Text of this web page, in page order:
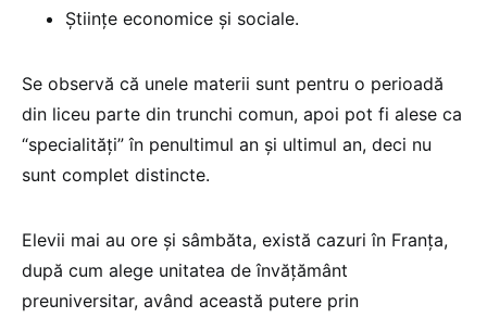
Științe economice și sociale.
Se observă că unele materii sunt pentru o perioadă
din liceu parte din trunchi comun, apoi pot fi alese ca
“specialități” în penultimul an și ultimul an, deci nu
sunt complet distincte.
Elevii mai au ore și sâmbăta, există cazuri în Franța,
după cum alege unitatea de învățământ
preuniversitar, având această putere prin